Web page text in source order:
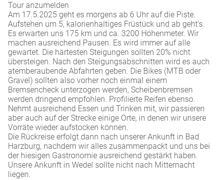
Tour anzumelden
Am 17.5.2025 geht es morgens ab 6 Uhr auf die Piste.
Aufstehen um 5, kalorienhaltiges Früstück und ab geht's.
Es erwarten uns 175 km und ca. 3200 Höhenmeter. Wir
machen ausreichend Pausen. Es wird immer auf alle
gewartet. Die härtesten Steigungen sollten 20% nicht
übersteigen. Nach den Steigungsabschnitten wird es auch
atemberaubende Abfahrten geben. Die Bikes (MTB oder
Gravel) sollten also vorher noch einmal einem
Bremsencheck unterzogen werden, Scheibenbremsen
werden dringend empfohlen. Profilierte Reifen ebenso.
Nehmt ausreichend Essen und Trinken mit, wir passieren
aber auch auf der Strecke einige Orte, in denen wir unsere
Vorräte wieder aufstocken können.
Die Rückreise erfolgt dann nach unserer Ankunft in Bad
Harzburg, nachdem wir alles zusammenpackt und uns bei
der hiesigen Gastronomie ausreichend gestärkt haben.
Unsere Ankunft in Wedel sollte nicht nach Mitternacht
liegen.